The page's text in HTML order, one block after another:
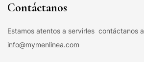
Contáctanos
Estamos atentos a servirles contáctanos a
info@mymenlinea.com